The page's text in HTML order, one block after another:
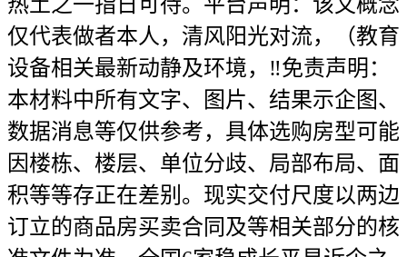
仅代表做者本人，清风阳光对流，（教育
设备相关最新动静及环境，‼免责声明：
本材料中所有文字、图片、结果示企图、
数据消息等仅供参考，具体选购房型可能
因楼栋、楼层、单位分歧、局部布局、面
积等等存正在差别。现实交付尺度以两边
订立的商品房买卖合同及等相关部分的核